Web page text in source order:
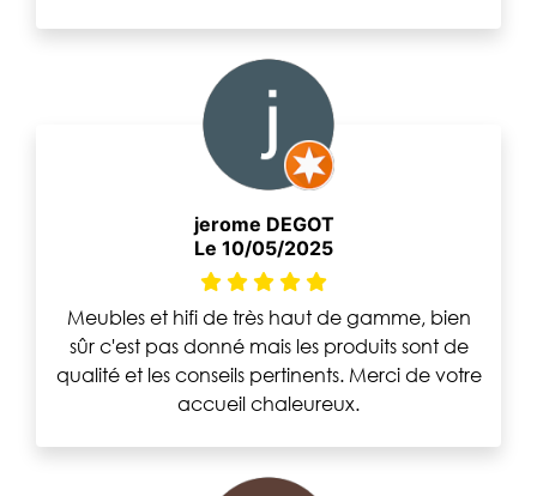
jerome DEGOT
Le 10/05/2025
Meubles et hifi de très haut de gamme, bien
sûr c'est pas donné mais les produits sont de
qualité et les conseils pertinents. Merci de votre
accueil chaleureux.